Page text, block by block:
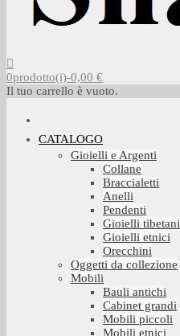
0prodotto(i)-0,00 €
Il tuo carrello è vuoto.
CATALOGO
Gioielli e Argenti
Collane
Braccialetti
Anelli
Pendenti
Gioielli tibetani
Gioielli etnici
Orecchini
Oggetti da collezione
Mobili
Bauli antichi
Cabinet grandi
Mobili piccoli
Mobili etnici